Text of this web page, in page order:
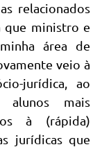
relacionados
que ministro e
área de
veio à
jurídica, ao
alunos mais
à (rápida)
jurídicas que